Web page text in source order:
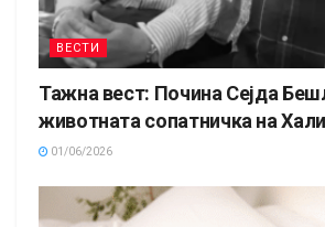
ВЕСТИ
Тажна вест: Почина Сејда
животната сопатничка на
01/06/2026